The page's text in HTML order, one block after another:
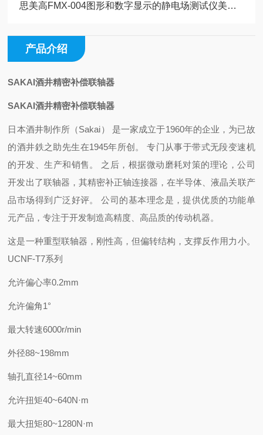
思美高FMX-004图形和数字显示的静电场测试仪美萨科技现货篇
产品介绍
SAKAI酒井精密补偿联轴器
SAKAI酒井精密补偿联轴器
日本酒井制作所（Sakai） 是一家成立于1960年的企业，为已故
的酒井鉄之助先生在1945年所创。 专门从事于带式无段变速机
的开发、生产和销售。 之后，根据微动磨耗对策的理论，公司
开发出了联轴器，其精密补正轴连接器，在半导体、液晶关联产
品市场得到广泛好评。 公司的基本理念是，提供优质的功能单
元产品，专注于开发制造高精度、高品质的传动机器。
这是一种重型联轴器，刚性高，但偏转结构，支撑反作用力小。
UCNF-T7系列
允许偏心率0.2mm
允许偏角1°
最大转速6000r/min
外径88~198mm
轴孔直径14~60mm
允许扭矩40~640N·m
最大扭矩80~1280N·m